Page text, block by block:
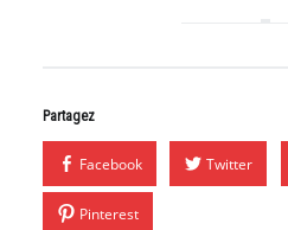
Partagez
Facebook Twitter
Pinterest